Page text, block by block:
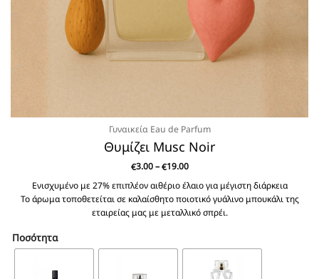
Γυναικεία Eau de Parfum
Θυμίζει Musc Noir
€3.00 – €19.00Price
€3.00
through
€19.00
Ενισχυμένο με 27% επιπλέον αιθέριο έλαιο για μέγιστη διάρκεια
Το άρωμα τοποθετείται σε καλαίσθητο ποιοτικό γυάλινο μπουκάλι της
εταιρείας μας με μεταλλικό σπρέι.
Ποσότητα